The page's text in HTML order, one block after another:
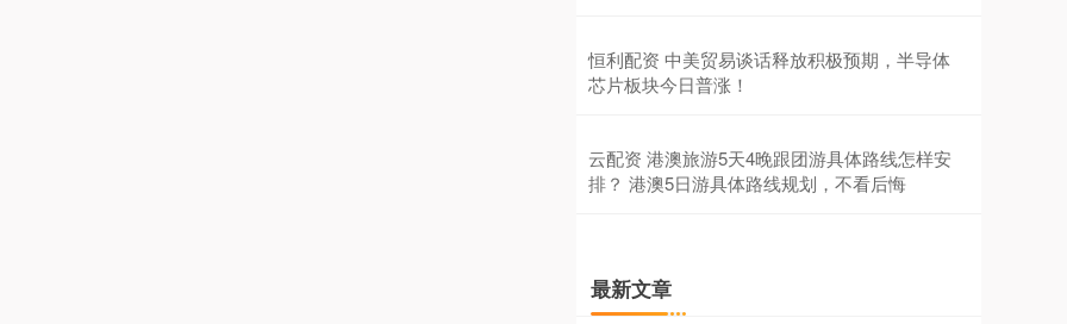
恒利配资 中美贸易谈话释放积极预期，半导体
芯片板块今日普涨！
云配资 港澳旅游5天4晚跟团游具体路线怎样安
排？ 港澳5日游具体路线规划，不看后悔
最新文章